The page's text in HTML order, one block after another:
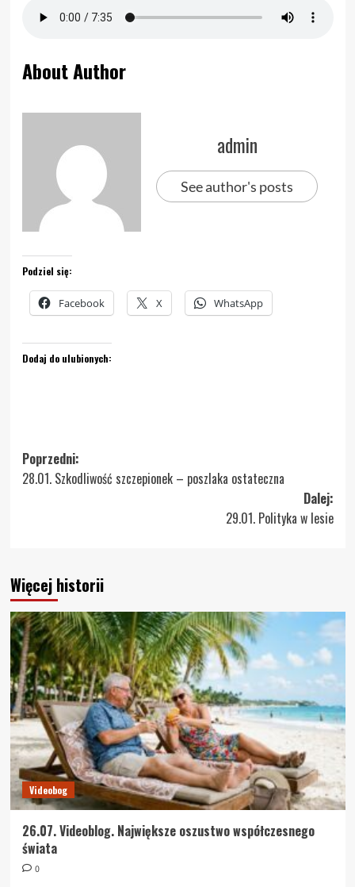
About Author
admin
See author's posts
Podziel się:
Facebook X WhatsApp
Dodaj do ulubionych:
Zobacz
wpisy
Poprzedni:
28.01. Szkodliwość szczepionek – poszlaka ostateczna
Dalej:
29.01. Polityka w lesie
Więcej historii
Videobog
26.07. Videoblog. Największe oszustwo współczesnego
świata
0